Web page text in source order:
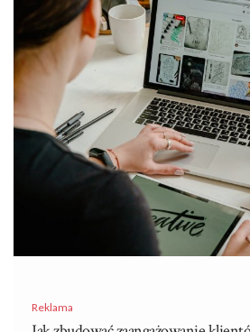
Reklama